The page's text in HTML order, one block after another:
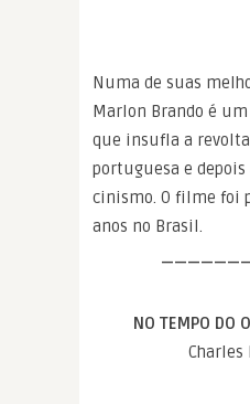
Numa de suas
Marlon Brando é
que insufla a
portuguesa e depois
cinismo. O filme foi
anos no Brasil.
NO TEMPO DO
Charles